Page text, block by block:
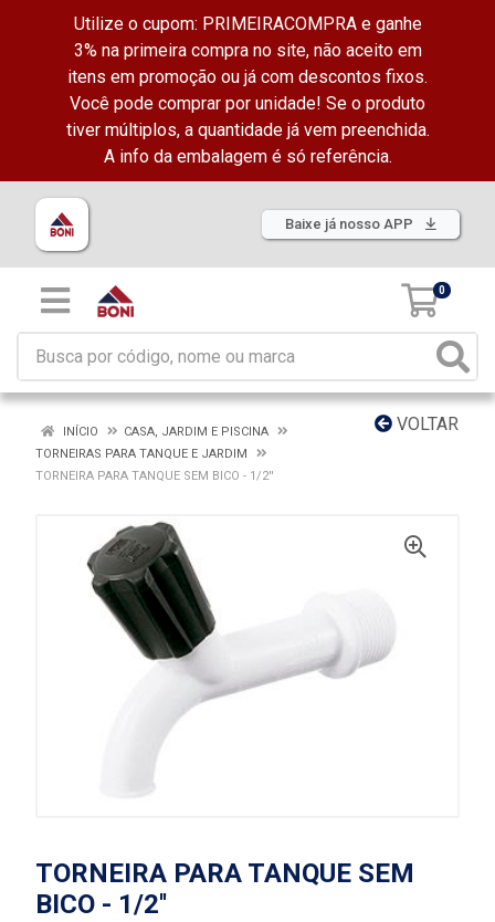
Utilize o cupom: PRIMEIRACOMPRA e ganhe
3% na primeira compra no site, não aceito em
itens em promoção ou já com descontos fixos.
Você pode comprar por unidade! Se o produto
tiver múltiplos, a quantidade já vem preenchida.
A info da embalagem é só referência.
Baixe já nosso APP
0
VOLTAR
INÍCIO
CASA, JARDIM E PISCINA
TORNEIRAS PARA TANQUE E JARDIM
TORNEIRA PARA TANQUE SEM BICO - 1/2''
TORNEIRA PARA TANQUE SEM
BICO - 1/2''